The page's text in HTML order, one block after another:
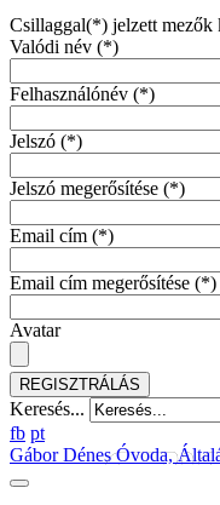
Csillaggal(*) jelzett mezők
Valódi név (*)
Felhasználónév (*)
Jelszó (*)
Jelszó megerősítése (*)
Email cím (*)
Email cím megerősítése (*)
Avatar
REGISZTRÁLÁS
Keresés...
fb pt
Gábor Dénes Óvoda,